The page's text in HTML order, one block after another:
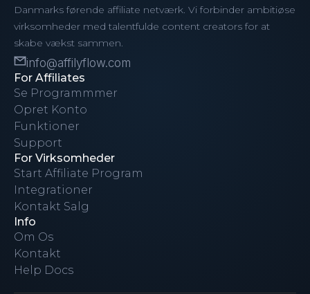
Danmarks førende affiliate netværk. Vi forbinder ambitiøse
virksomheder med talentfulde content creators for at
skabe vækst sammen.
info@affilyflow.com
For Affiliates
Se Programmmer
Opret Konto
Funktioner
Support
For Virksomheder
Start Affiliate Program
Integrationer
Kontakt Salg
Info
Om Os
Kontakt
Help Docs